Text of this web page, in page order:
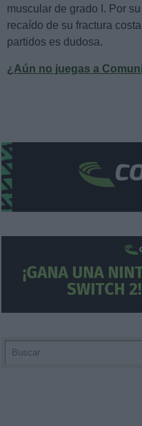
muscular de grado I. Por
recaído de su fractura
partidos es dudosa.
¿Aún no juegas a